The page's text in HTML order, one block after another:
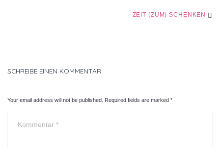
ZEIT (ZUM) SCHENKEN
SCHREIBE EINEN KOMMENTAR
Your email address will not be published. Required fields are marked *